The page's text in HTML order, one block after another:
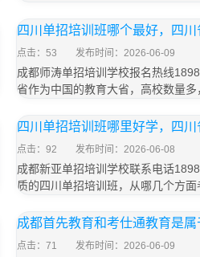
四川单招培训班哪个最好，四川
点击：53 发布时间：2026-06-09
成都师涛单招培训学校报名热线
省作为中国的教育大省，高校数量
四川单招培训班哪里好学，四川
点击：92 发布时间：2026-06-08
成都新亚单招培训学校联系电话
质的四川单招培训班，从哪几个方
成都首先教育和考仕通教育是
点击：71 发布时间：2026-06-09